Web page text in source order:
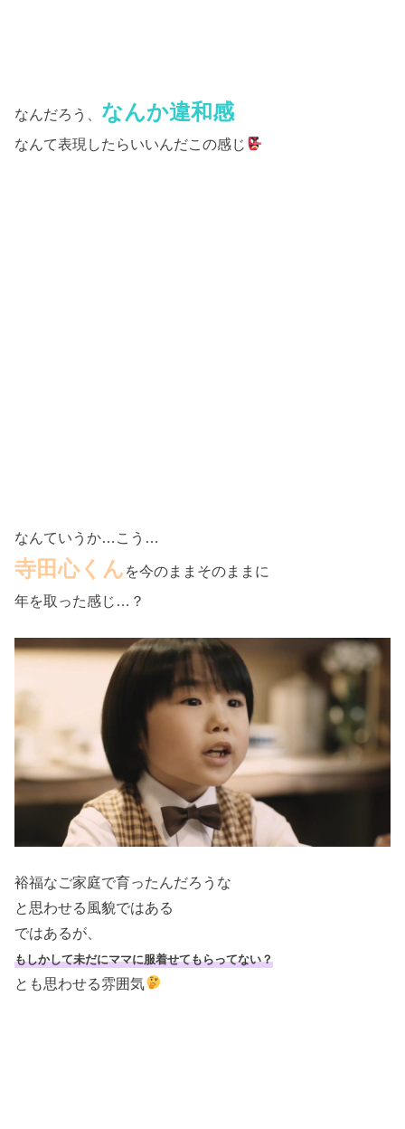
なんだろう、 なんか違和感
なんて表現したらいいんだこの感じ
なんていうか…こう…
寺田心くん を今のままそのままに
年を取った感じ…？
裕福なご家庭で育ったんだろうな
と思わせる風貌ではある
ではあるが、
もしかして未だにママに服着せてもらってない？
とも思わせる雰囲気